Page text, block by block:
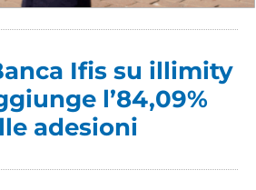
Ifis su illimity
l’84,09%
adesioni